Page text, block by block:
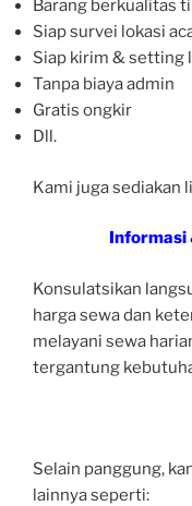
Barang berkualitas
Siap survei lokasi
Siap kirim & setting
Tanpa biaya admin
Gratis ongkir
Dll.
Kami juga sediakan
Informasi
Konsulatsikan
harga sewa dan
melayani sewa
tergantung
Selain panggung,
lainnya seperti: